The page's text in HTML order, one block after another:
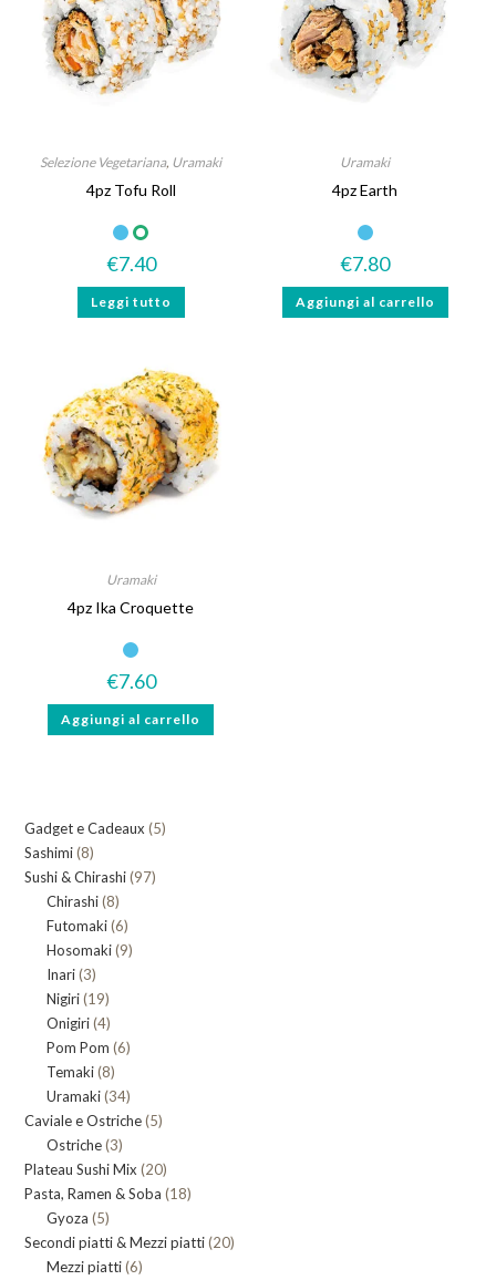
Selezione Vegetariana, Uramaki
4pz Tofu Roll
€7.40
Leggi tutto
Uramaki
4pz Earth
€7.80
Aggiungi al carrello
Uramaki
4pz Ika Croquette
€7.60
Aggiungi al carrello
Gadget e Cadeaux 55
Sashimi 88
prodotti
Sushi & Chirashi 9797
Chirashi 88
prodotti
Futomaki 66
prodotti
Hosomaki 99
Inari 33
prodotti
Nigiri 1919
prodotti
Onigiri 44
prodotti
Pom Pom 66
Temaki 88
prodotti
Uramaki 3434
prodotti
Caviale e Ostriche 55
Ostriche 33
prodotti
Plateau Sushi Mix 2020
prodotti
Pasta, Ramen & Soba 1818
Gyoza 55
prodotti
Secondi piatti & Mezzi piatti 2020
Mezzi piatti 66